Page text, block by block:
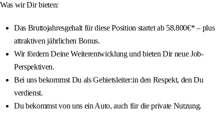
Was wir Dir bieten:
Das Bruttojahresgehalt für diese Position startet ab 58.800€* – plus
attraktiven jährlichen Bonus.
Wir fördern Deine Weiterentwicklung und bieten Dir neue Job-
Perspektiven.
Bei uns bekommst Du als Gebietsleiter:in den Respekt, den Du
verdienst.
Du bekommst von uns ein Auto, auch für die private Nutzung.